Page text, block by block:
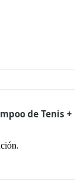
de Tenis